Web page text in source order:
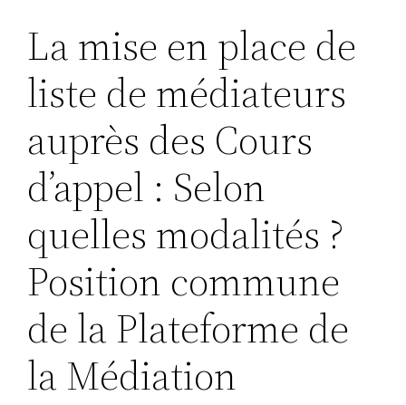
La mise en place de
liste de médiateurs
auprès des Cours
d’appel : Selon
quelles modalités ?
Position commune
de la Plateforme de
la Médiation